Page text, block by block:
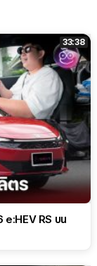
33:38
RS บน